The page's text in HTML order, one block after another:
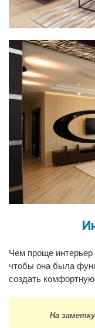
Чем проще
чтобы она была
создать
На